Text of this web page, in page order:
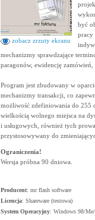
zobacz zrzuty ekranu
być
pracy
mechanizmy sprawdzające
paragonów, ewidencję
Program jest zbudowany w
mechanizmy transakcji, co
możliwość zdefiniowania do 255
wielkością wolnego miejsca na
i usługowych, również tych
przystosowywany do
Ograniczenia!
Wersja próbna 90 dniowa.
Producent: mr flash software
Licencja: Shareware (testowa)
System Operacyjny: Windows 98/